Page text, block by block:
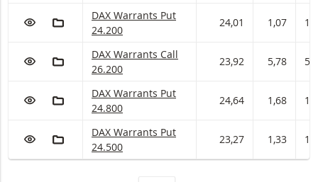
VOEG TOE AAN WATCHLIST
AAN PORTFOLIO TOEVOEGEN
DAX Warrants met ISIN code:
DAX Warrants Put
24.200
24,01 1,07
VOEG TOE AAN WATCHLIST
AAN PORTFOLIO TOEVOEGEN
DAX Warrants met ISIN code:
DAX Warrants Call
26.200
23,92 5,78 5,8
VOEG TOE AAN WATCHLIST
AAN PORTFOLIO TOEVOEGEN
DAX Warrants met ISIN code:
DAX Warrants Put
24.800
24,64 1,68 1,7
VOEG TOE AAN WATCHLIST
AAN PORTFOLIO TOEVOEGEN
DAX Warrants met ISIN code:
DAX Warrants Put
24.500
23,27 1,33